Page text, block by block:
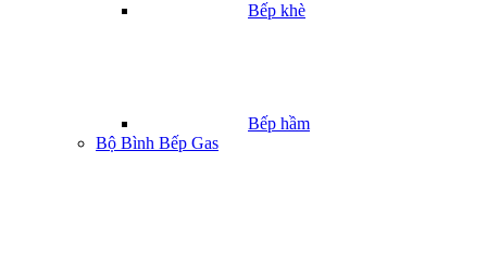
Bếp khè
Bếp hầm
Bộ Bình Bếp Gas